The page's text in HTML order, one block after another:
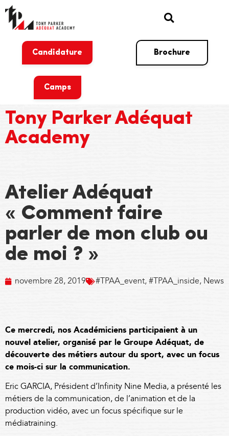
Candidature Brochure
Camps
Tony Parker Adéquat
Academy
Atelier Adéquat
« Comment faire
parler de mon club ou
de moi ? »
novembre 28, 2019 #TPAA_event,#TPAA_inside, News
Ce mercredi, nos Académiciens participaient à un
nouvel atelier, organisé par le Groupe Adéquat, de
découverte des métiers autour du sport, avec un focus
ce mois-ci sur la communication.
Eric GARCIA, Président d’Infinity Nine Media, a présenté les
métiers de la communication, de l’animation et de la
production vidéo, avec un focus spécifique sur le
médiatraining.